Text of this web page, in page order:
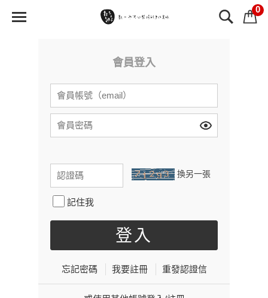
0
會員登入
換另一張
記住我
忘記密碼 我要註冊 重發認證信